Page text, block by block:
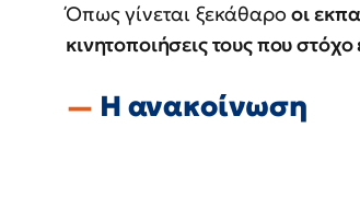
Όπως γίνεται ξεκάθαροοι
κινητοποιήσεις τους που
Η ανακοίνωση